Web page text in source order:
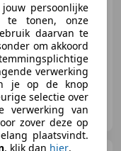
86 kW (117 PK)
persoonlijke
te tonen, onze
daarvan te
om akkoord
verwerking
je op de knop
selectie over
verwerking van
zover deze op
plaatsvindt.
, klik dan hier.